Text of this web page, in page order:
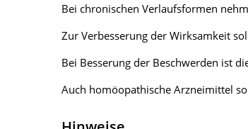
Bei chronischen Verlaufsformen
Zur Verbesserung der Wirksamkeit
Bei Besserung der Beschwerden ist
Auch homöopathische Arzneimittel